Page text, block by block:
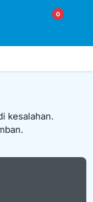
0
kesalahan.